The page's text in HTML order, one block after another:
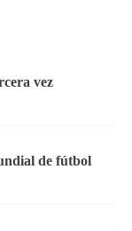
vez
de fútbol